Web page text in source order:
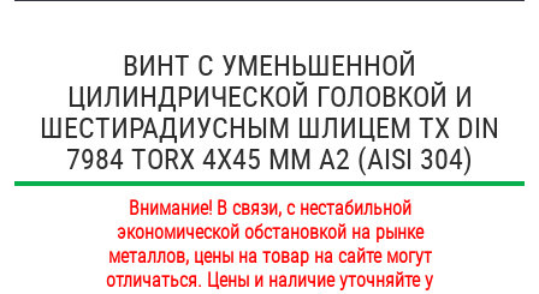
ПОКУПАТЕЛЯМ
ОПЛАТА И ДОСТАВКА
НАШИ МАГАЗИНЫ
Болты и винты
Втулки
Дюбели
ВИНТ С УМЕНЬШЕННОЙ
ЦИЛИНДРИЧЕСКОЙ ГОЛОВКОЙ И
ШЕСТИРАДИУСНЫМ ШЛИЦЕМ TX DIN
7984 TORX 4Х45 ММ А2 (AISI 304)
Внимание! В связи, с нестабильной
экономической обстановкой на рынке
металлов, цены на товар на сайте могут
отличаться. Цены и наличие уточняйте у